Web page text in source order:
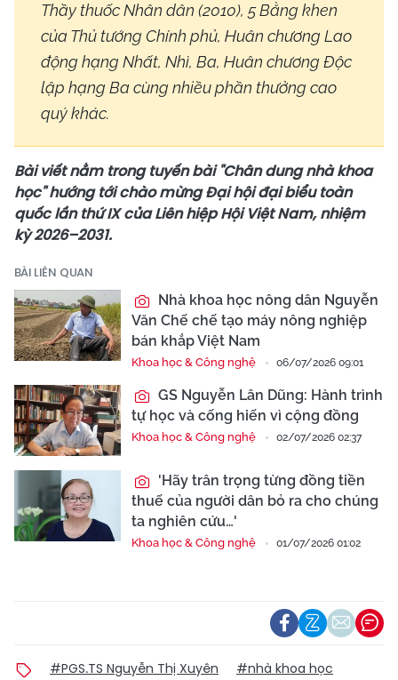
Thầy thuốc Nhân dân (2010), 5 Bằng khen
của Thủ tướng Chính phủ, Huân chương Lao
động hạng Nhất, Nhì, Ba, Huân chương Độc
lập hạng Ba cùng nhiều phần thưởng cao
quý khác.
Bài viết nằm trong tuyến bài "Chân dung nhà khoa
học" hướng tới chào mừng Đại hội đại biểu toàn
quốc lần thứ IX của Liên hiệp Hội Việt Nam, nhiệm
kỳ 2026–2031.
BÀI LIÊN QUAN
Nhà khoa học nông dân Nguyễn
Văn Chế chế tạo máy nông nghiệp
bán khắp Việt Nam
Khoa học & Công nghệ 06/07/2026 09:01
GS Nguyễn Lân Dũng: Hành trình
tự học và cống hiến vì cộng đồng
Khoa học & Công nghệ 02/07/2026 02:37
'Hãy trân trọng từng đồng tiền
thuế của người dân bỏ ra cho chúng
ta nghiên cứu…'
Khoa học & Công nghệ 01/07/2026 01:02
#PGS.TS Nguyễn Thị Xuyên
#nhà khoa học